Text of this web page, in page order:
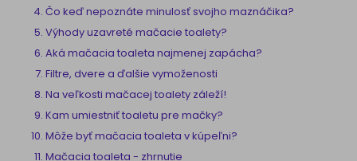
Čo keď nepoznáte minulosť svojho maznáčika?
Výhody uzavreté mačacie toalety?
Aká mačacia toaleta najmenej zapácha?
Filtre, dvere a ďalšie vymoženosti
Na veľkosti mačacej toalety záleží!
Kam umiestniť toaletu pre mačky?
Môže byť mačacia toaleta v kúpeľni?
Mačacia toaleta - zhrnutie